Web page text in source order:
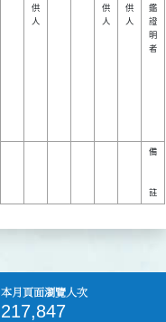
供
人
供
人
供
人
鑑
證
明
者
備
本月頁面瀏覽人次
217,847